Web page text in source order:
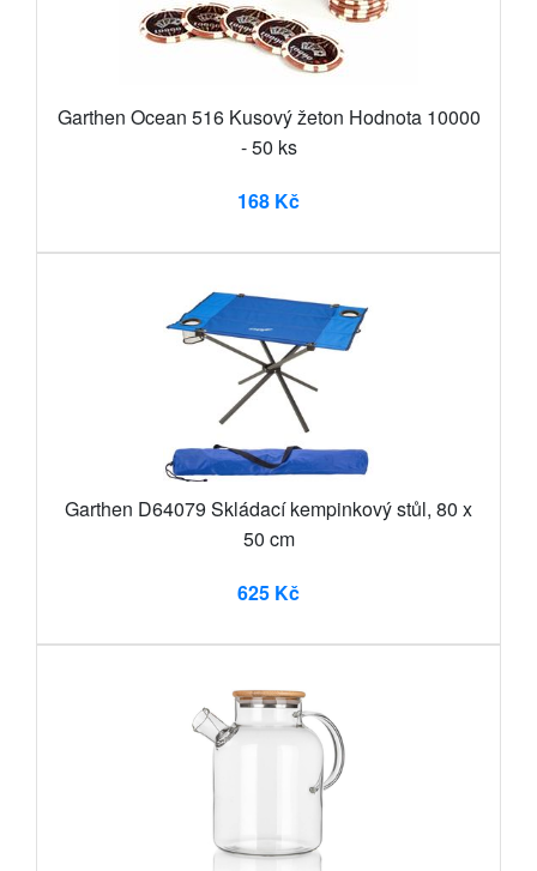
Garthen Ocean 516 Kusový žeton Hodnota 10000
- 50 ks
168 Kč
Garthen D64079 Skládací kempinkový stůl, 80 x
50 cm
625 Kč